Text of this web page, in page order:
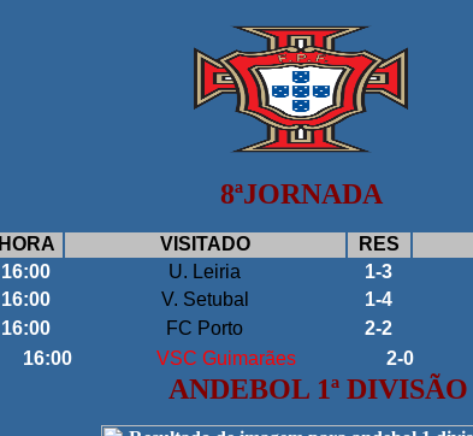
8ªJORNADA
HORA VISITADO RES
16:00 U. Leiria 1-3
16:00 V. Setubal 1-4
16:00 FC Porto 2-2
16:00 VSC Guimarães 2-0
ANDEBOL 1ª DIVISÃO